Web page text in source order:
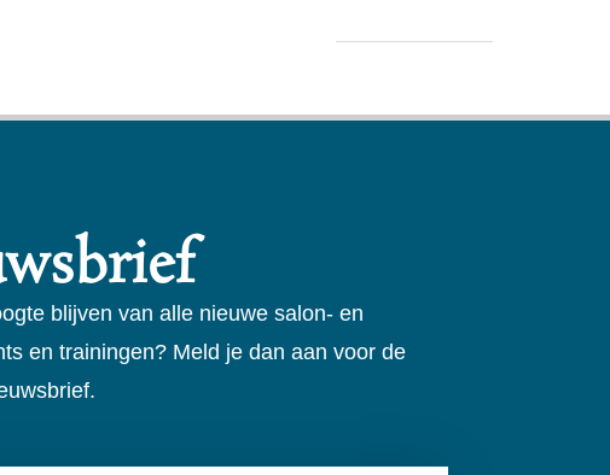
blijven van alle nieuwe salon- en
en trainingen? Meld je dan aan voor de